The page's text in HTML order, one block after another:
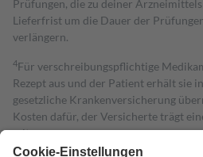
Prüfungen, die zu deiner
Lieferfrist um die Dauer der
verlängern.
4Für verschreibungspflichtige
Rezept aus und der Patient erhält sie
gesetzliche Krankenversicherung
Kosten dafür, der Versicherte trägt
mit.
Grundsätzlich leisten Mitglieder